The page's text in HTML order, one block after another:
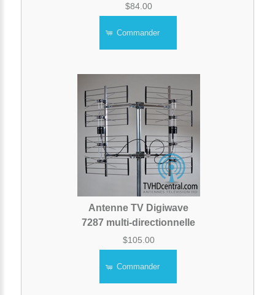
$84.00
Commander
Antenne TV Digiwave
7287 multi-directionnelle
$105.00
Commander